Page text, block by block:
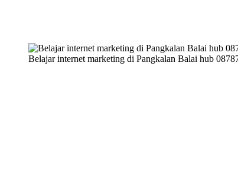
Belajar internet marketing di Pangkalan Balai hub